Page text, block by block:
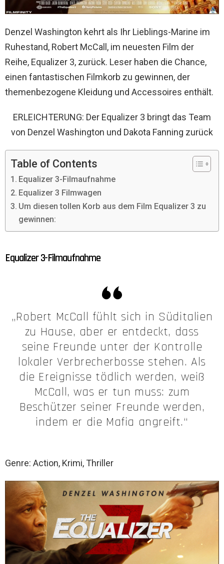
Denzel Washington kehrt als Ihr Lieblings-Marine im
Ruhestand, Robert McCall, im neuesten Film der
Reihe, Equalizer 3, zurück. Leser haben die Chance,
einen fantastischen Filmkorb zu gewinnen, der
themenbezogene Kleidung und Accessoires enthält.
ERLEICHTERUNG: Der Equalizer 3 bringt das Team
von Denzel Washington und Dakota Fanning zurück
Table of Contents
Equalizer 3-Filmaufnahme
Equalizer 3 Filmwagen
Um diesen tollen Korb aus dem Film Equalizer 3 zu
gewinnen:
Equalizer 3-Filmaufnahme
„Robert McCall fühlt sich in Süditalien
zu Hause, aber er entdeckt, dass
seine Freunde unter der Kontrolle
lokaler Verbrecherbosse stehen. Als
die Ereignisse tödlich werden, weiß
McCall, was er tun muss: zum
Beschützer seiner Freunde werden,
indem er die Mafia angreift.“
Genre: Action, Krimi, Thriller